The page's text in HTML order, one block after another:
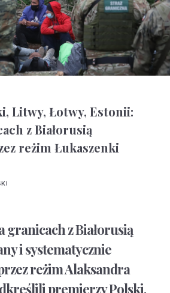
Litwy, Łotwy, Estonii:
z Białorusią
reżim Łukaszenki
granicach z Białorusią
i systematycznie
reżim Alaksandra
premierzy Polski,